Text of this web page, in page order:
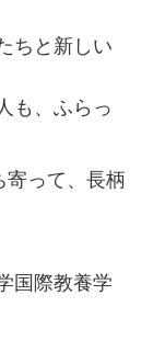
ちと新しい
も、ふらっ
寄って、長柄
国際教養学